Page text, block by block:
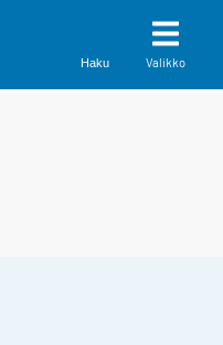
Haku Valikko